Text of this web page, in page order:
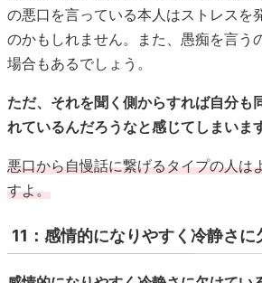
の悪口を言っている本人はストレスを
のかもしれません。また、愚痴を言う
場合もあるでしょう。
ただ、それを聞く側からすれば自分も
れているんだろうなと感じてしまいます
悪口から自慢話に繋げるタイプの人は
すよ。
11：感情的になりやすく冷静さに